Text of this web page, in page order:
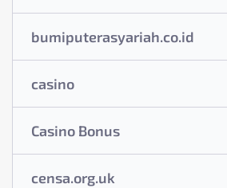
bumiputerasyariah.co.id
casino
Casino Bonus
censa.org.uk